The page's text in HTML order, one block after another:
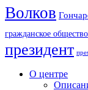
Волков
гражданское общество
президент
О центре